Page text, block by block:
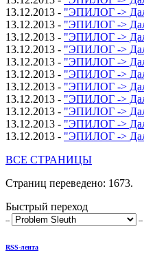
13.12.2013 - "ЭПИЛОГ ->
13.12.2013 - "ЭПИЛОГ ->
13.12.2013 - "ЭПИЛОГ ->
13.12.2013 - "ЭПИЛОГ ->
13.12.2013 - "ЭПИЛОГ ->
13.12.2013 - "ЭПИЛОГ ->
13.12.2013 - "ЭПИЛОГ ->
13.12.2013 - "ЭПИЛОГ ->
13.12.2013 - "ЭПИЛОГ ->
13.12.2013 - "ЭПИЛОГ ->
13.12.2013 - "ЭПИЛОГ ->
ВСЕ СТРАНИЦЫ
Страниц переведено: 1673.
Быстрый переход
-- --
RSS-лента